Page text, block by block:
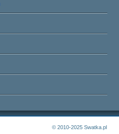
© 2010-2025 Swatka.pl